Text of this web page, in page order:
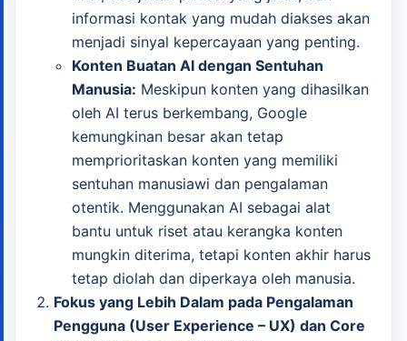
informasi kontak yang mudah diakses akan
menjadi sinyal kepercayaan yang penting.
Konten Buatan AI dengan Sentuhan
Manusia: Meskipun konten yang dihasilkan
oleh AI terus berkembang, Google
kemungkinan besar akan tetap
memprioritaskan konten yang memiliki
sentuhan manusiawi dan pengalaman
otentik. Menggunakan AI sebagai alat
bantu untuk riset atau kerangka konten
mungkin diterima, tetapi konten akhir harus
tetap diolah dan diperkaya oleh manusia.
Fokus yang Lebih Dalam pada Pengalaman
Pengguna (User Experience – UX) dan Core